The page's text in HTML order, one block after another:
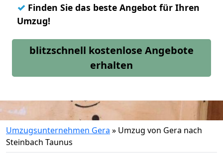
✓ Finden Sie das beste Angebot für Ihren
Umzug!
blitzschnell kostenlose Angebote
erhalten
Umzugsunternehmen Gera » Umzug von Gera nach
Steinbach Taunus